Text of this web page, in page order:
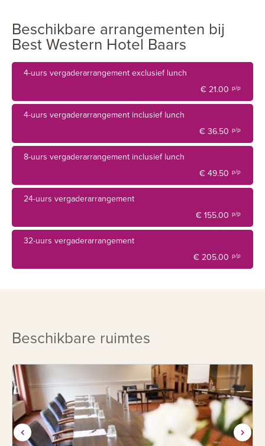
Beschikbare arrangementen bij
Best Western Hotel Baars
4-uurs vergaderarrangement exclusief lunch
€ 21.00 p/p
4-uurs vergaderarrangement inclusief lunch
€ 36.50 p/p
8-uurs vergaderarrangement inclusief lunch
€ 49.50 p/p
24-uurs vergaderarrangement
€ 155.00 p/p
32-uurs vergaderarrangement
€ 205.00 p/p
Beschikbare ruimtes